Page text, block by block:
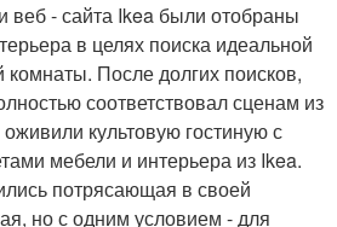
веб - сайта Ikea были отобраны
в целях поиска идеальной
комнаты. После долгих поисков,
соответствовал сценам из
культовую гостиную с
мебели и интерьера из Ikea.
потрясающая в своей
но с одним условием - для